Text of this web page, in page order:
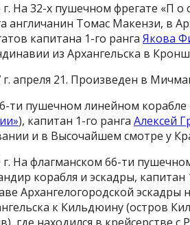
г. На 32-х пушечном фрегате «П
англичанин Томас Макензи, в
капитана 1-го ранга Якова
из Архангельска в
г. апреля 21. Произведен в
ти пушечном линейном корабле
), капитан 1-го ранга Алексей
и в Высочайшем смотре у
г. На флагманском 66-ти
корабля и эскадры, капитан
Архангелогородской
к Кильдюину (остров